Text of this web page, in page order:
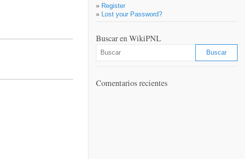
» Register
» Lost your Password?
Buscar en WikiPNL
Comentarios recientes